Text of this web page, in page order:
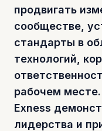
продвигать
сообществе,
стандарты в
технологий,
рабочем
Exness
лидерства и